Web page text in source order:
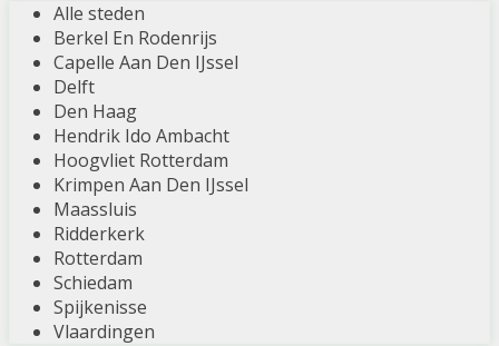
Alle steden
Berkel En Rodenrijs
Capelle Aan Den IJssel
Delft
Den Haag
Hendrik Ido Ambacht
Hoogvliet Rotterdam
Krimpen Aan Den IJssel
Maassluis
Ridderkerk
Rotterdam
Schiedam
Spijkenisse
Vlaardingen